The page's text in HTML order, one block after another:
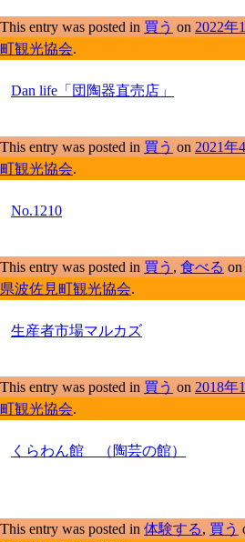
This entry was posted in 買う on 2022年
町観光協会.
Dan life「団陶器直売店」
This entry was posted in 買う on 2021年
町観光協会.
No.1210
This entry was posted in 買う , 食べる on
県波佐見町観光協会.
生産者市場マルカズ
This entry was posted in 買う on 2018年
町観光協会.
くらわん館 （陶芸の館）
This entry was posted in 体験する, 買う